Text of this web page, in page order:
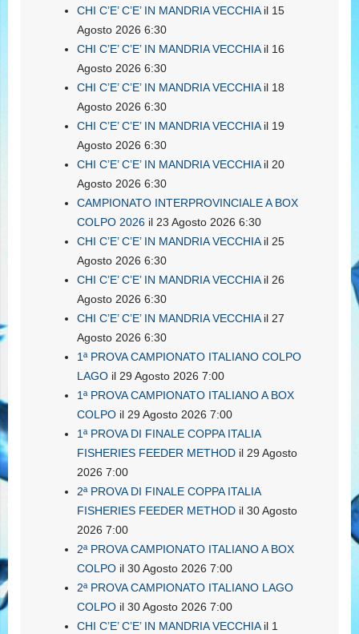
CHI C’E’ C’E’ IN MANDRIA VECCHIAil 15
Agosto 2026 6:30
CHI C’E’ C’E’ IN MANDRIA VECCHIAil 16
Agosto 2026 6:30
CHI C’E’ C’E’ IN MANDRIA VECCHIAil 18
Agosto 2026 6:30
CHI C’E’ C’E’ IN MANDRIA VECCHIAil 19
Agosto 2026 6:30
CHI C’E’ C’E’ IN MANDRIA VECCHIAil 20
Agosto 2026 6:30
CAMPIONATO INTERPROVINCIALE A BOX
COLPO 2026 il 23 Agosto 2026 6:30
CHI C’E’ C’E’ IN MANDRIA VECCHIAil 25
Agosto 2026 6:30
CHI C’E’ C’E’ IN MANDRIA VECCHIAil 26
Agosto 2026 6:30
CHI C’E’ C’E’ IN MANDRIA VECCHIAil 27
Agosto 2026 6:30
1ª PROVA CAMPIONATO ITALIANO COLPO
LAGO il 29 Agosto 2026 7:00
1ª PROVA CAMPIONATO ITALIANO A BOX
COLPO il 29 Agosto 2026 7:00
1ª PROVA DI FINALE COPPA ITALIA
FISHERIES FEEDER METHOD il 29 Agosto
2026 7:00
2ª PROVA DI FINALE COPPA ITALIA
FISHERIES FEEDER METHOD il 30 Agosto
2026 7:00
2ª PROVA CAMPIONATO ITALIANO A BOX
COLPO il 30 Agosto 2026 7:00
2ª PROVA CAMPIONATO ITALIANO LAGO
COLPO il 30 Agosto 2026 7:00
CHI C’E’ C’E’ IN MANDRIA VECCHIAil 1